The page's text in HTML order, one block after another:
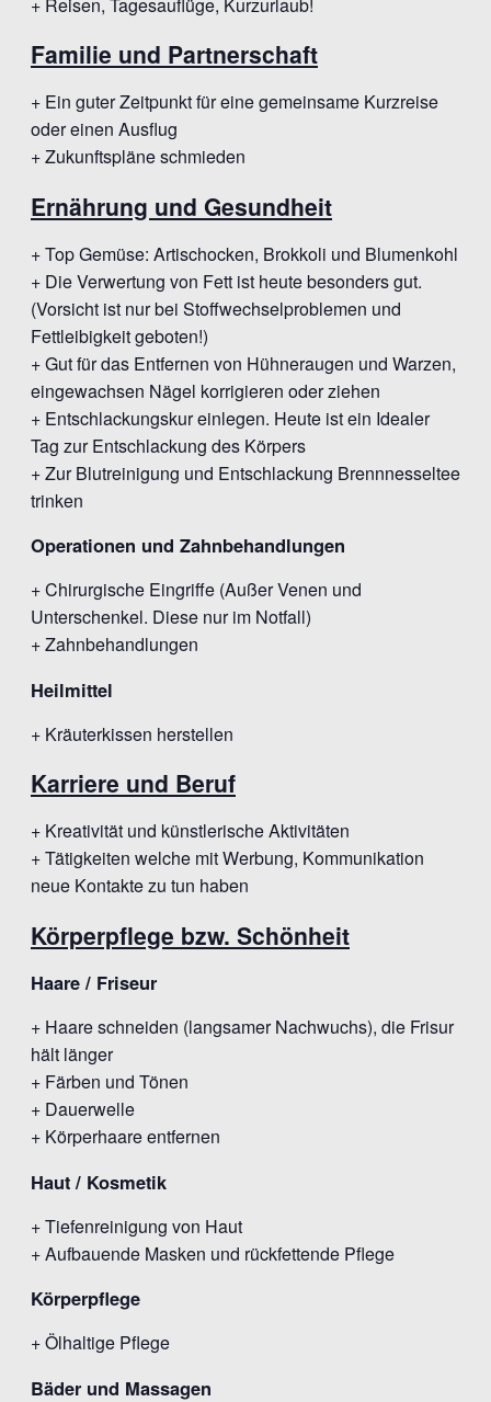
Familie und Partnerschaft
+ Ein guter Zeitpunkt für eine gemeinsame Kurzreise
oder einen Ausflug
+ Zukunftspläne schmieden
Ernährung und Gesundheit
+ Top Gemüse: Artischocken, Brokkoli und Blumenkohl
+ Die Verwertung von Fett ist heute besonders gut.
(Vorsicht ist nur bei Stoffwechselproblemen und
Fettleibigkeit geboten!)
+ Gut für das Entfernen von Hühneraugen und Warzen,
eingewachsen Nägel korrigieren oder ziehen
+ Entschlackungskur einlegen. Heute ist ein Idealer
Tag zur Entschlackung des Körpers
+ Zur Blutreinigung und Entschlackung Brennnesseltee
trinken
Operationen und Zahnbehandlungen
+ Chirurgische Eingriffe (Außer Venen und
Unterschenkel. Diese nur im Notfall)
+ Zahnbehandlungen
Heilmittel
+ Kräuterkissen herstellen
Karriere und Beruf
+ Kreativität und künstlerische Aktivitäten
+ Tätigkeiten welche mit Werbung, Kommunikation
neue Kontakte zu tun haben
Körperpflege bzw. Schönheit
Haare / Friseur
+ Haare schneiden (langsamer Nachwuchs), die Frisur
hält länger
+ Färben und Tönen
+ Dauerwelle
+ Körperhaare entfernen
Haut / Kosmetik
+ Tiefenreinigung von Haut
+ Aufbauende Masken und rückfettende Pflege
Körperpflege
+ Ölhaltige Pflege
Bäder und Massagen